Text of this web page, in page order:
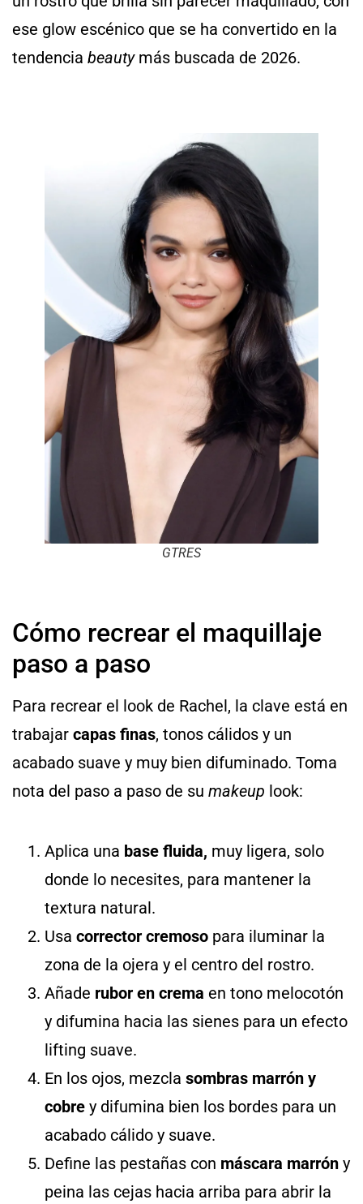
ese glow escénico que se ha convertido en la
tendencia beautymás buscada de 2026.
GTRES
Cómo recrear el maquillaje
paso a paso
Para recrear el look de Rachel, la clave está en
trabajar capas finas, tonos cálidos y un
acabado suave y muy bien difuminado. Toma
nota del paso a paso de su makeup look:
Aplica una base fluida, muy ligera, solo
donde lo necesites, para mantener la
textura natural.
Usa corrector cremoso para iluminar la
zona de la ojera y el centro del rostro.
Añade rubor en crema en tono melocotón
y difumina hacia las sienes para un efecto
lifting suave.
En los ojos, mezcla sombras marrón y
cobre y difumina bien los bordes para un
acabado cálido y suave.
Define las pestañas con máscara marrón y
peina las cejas hacia arriba para abrir la